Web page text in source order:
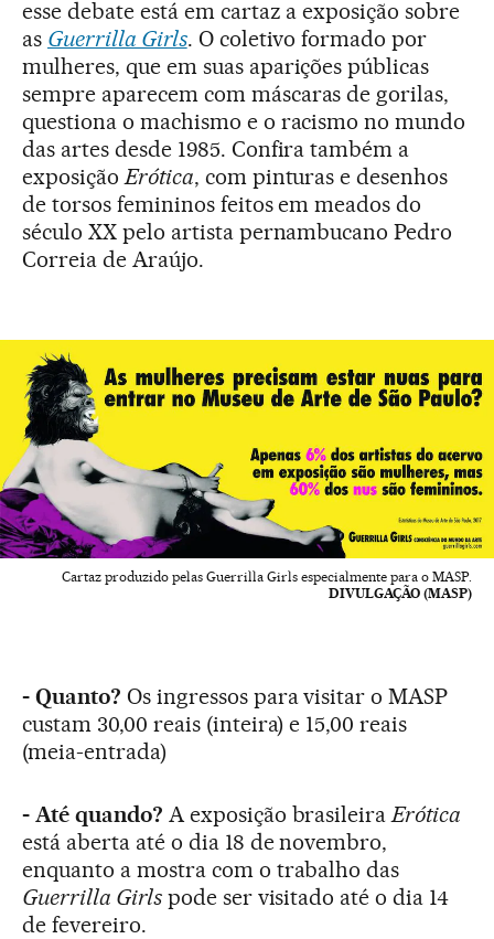
esse debate está em cartaz a exposição sobre
as Guerrilla Girls. O coletivo formado por
mulheres, que em suas aparições públicas
sempre aparecem com máscaras de gorilas,
questiona o machismo e o racismo no mundo
das artes desde 1985. Confira também a
exposição Erótica, com pinturas e desenhos
de torsos femininos feitos em meados do
século XX pelo artista pernambucano Pedro
Correia de Araújo.
Cartaz produzido pelas Guerrilla Girls especialmente para o MASP.
DIVULGAÇÃO (MASP)
- Quanto? Os ingressos para visitar o MASP
custam 30,00 reais (inteira) e 15,00 reais
(meia-entrada)
- Até quando? A exposição brasileira Erótica
está aberta até o dia 18 de novembro,
enquanto a mostra com o trabalho das
Guerrilla Girlspode ser visitado até o dia 14
de fevereiro.